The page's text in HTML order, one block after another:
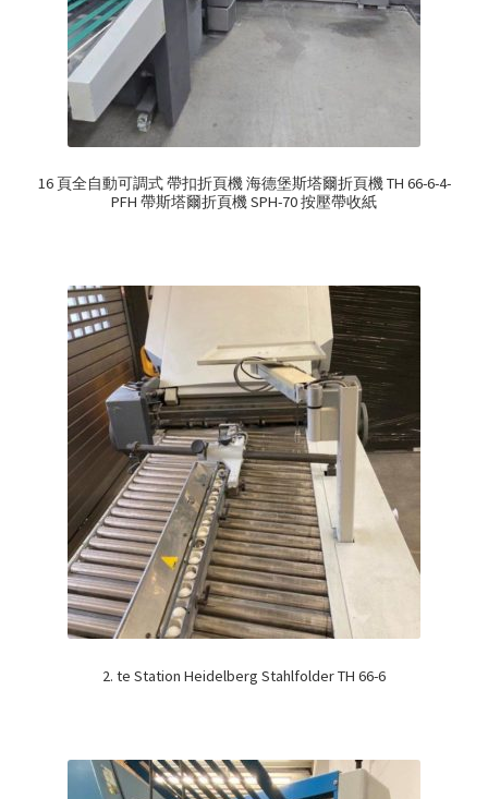
16 頁全自動可調式 帶扣折頁機 海德堡斯塔爾折頁機 TH 66-6-4-
PFH 帶斯塔爾折頁機 SPH-70 按壓帶收紙
2. te Station Heidelberg Stahlfolder TH 66-6